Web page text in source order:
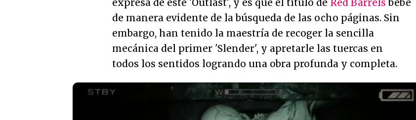
expresa de este 'Outlast', y es que el título de Red Barrels bebe
de manera evidente de la búsqueda de las ocho páginas. Sin
embargo, han tenido la maestría de recoger la sencilla
mecánica del primer 'Slender', y apretarle las tuercas en
todos los sentidos logrando una obra profunda y completa.